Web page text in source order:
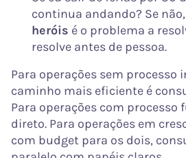
continua andando? Se
heróis é o problema a
resolve antes de pessoa.
Para operações sem processo
caminho mais eficiente é
Para operações com processo
direto. Para operações em
com budget para os dois,